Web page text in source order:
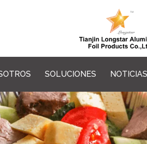
SOLUCIONES NOTICIAS